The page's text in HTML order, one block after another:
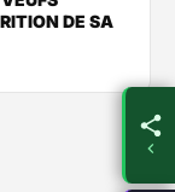
DE SA